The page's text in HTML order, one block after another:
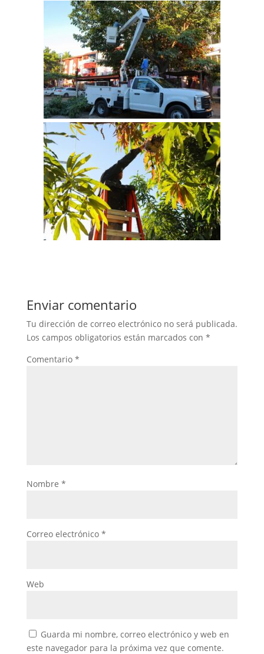
Enviar comentario
Tu dirección de correo electrónico no será publicada.
Los campos obligatorios están marcados con *
Comentario *
Nombre *
Correo electrónico *
Web
Guarda mi nombre, correo electrónico y web en
este navegador para la próxima vez que comente.